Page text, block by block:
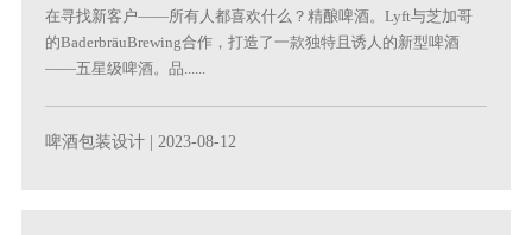
在寻找新客户——所有人都喜欢什么？精酿啤酒。Lyft与芝加哥
的BaderbräuBrewing合作，打造了一款独特且诱人的新型啤酒
——五星级啤酒。品......
啤酒包装设计 | 2023-08-12